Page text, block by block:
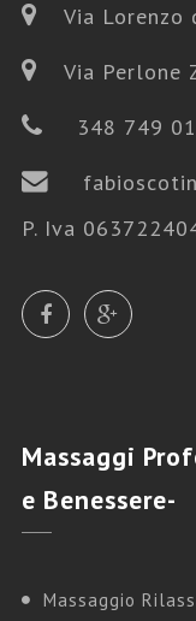
Via Lorenzo
Via Perlone
348 749
P. Iva
Massaggi
e Benessere-
Massaggio